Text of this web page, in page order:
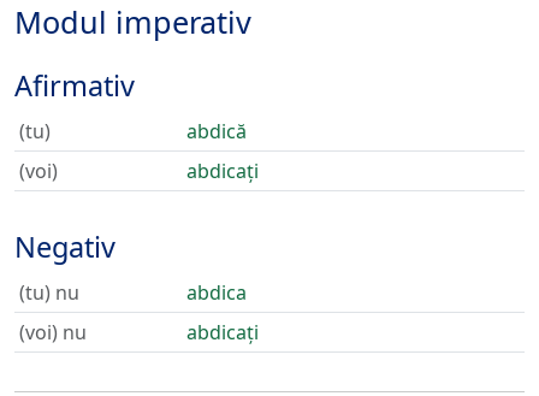
Modul imperativ
Afirmativ
(tu)
abdică
(voi)
abdicați
Negativ
(tu) nu
abdica
(voi) nu
abdicați